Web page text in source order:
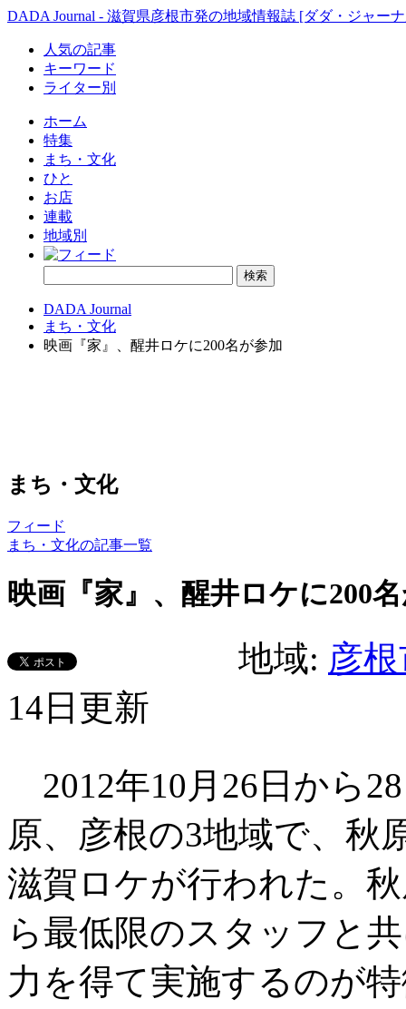
DADA Journal - 滋賀県彦根市発の地域情報誌 [ダダ・ジャー
人気の記事
キーワード
ライター別
ホーム
特集
まち・文化
ひと
お店
連載
地域別
DADA Journal
まち・文化
映画『家』、醒井ロケに200名が参加
まち・文化
フィード
まち・文化の記事一覧
映画『家』、醒井ロケに200
地域: 彦
14日更新
2012年10月26日から
原、彦根の3地域で、秋
滋賀ロケが行われた。
ら最低限のスタッフと
力を得て実施するのが